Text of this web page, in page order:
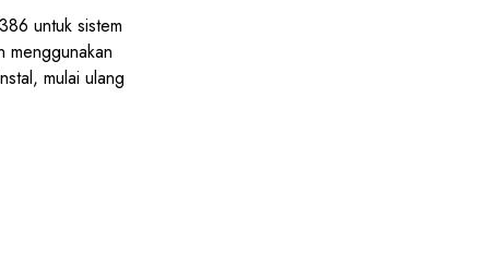
untuk sistem
menggunakan
mulai ulang